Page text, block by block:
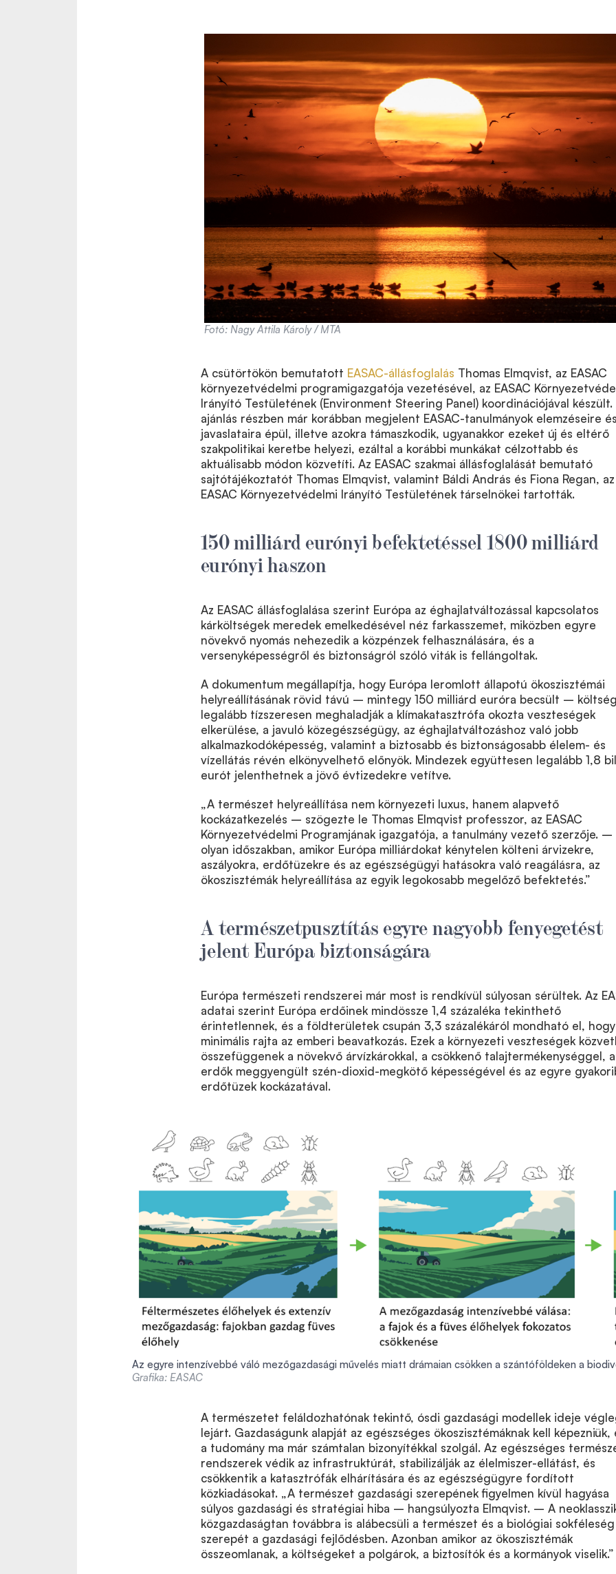
Fotó: Nagy Attila Károly / MTA
A csütörtökön bemutatott EASAC-állásfoglalás Thomas Elmqvist, az EASAC
környezetvédelmi programigazgatója vezetésével, az EASAC
Irányító Testületének (Environment Steering Panel) koordinációjával készült.
ajánlás részben már korábban megjelent EASAC-tanulmányok elemzéseire és
javaslataira épül, illetve azokra támaszkodik, ugyanakkor ezeket új és eltérő
szakpolitikai keretbe helyezi, ezáltal a korábbi munkákat célzottabb és
aktuálisabb módon közvetíti. Az EASAC szakmai állásfoglalását bemutató
sajtótájékoztatót Thomas Elmqvist, valamint Báldi András és Fiona Regan, az
EASAC Környezetvédelmi Irányító Testületének társelnökei tartották.
150 milliárd eurónyi befektetéssel 1800 milliárd
eurónyi haszon
Az EASAC állásfoglalása szerint Európa az éghajlatváltozással kapcsolatos
kárköltségek meredek emelkedésével néz farkasszemet, miközben egyre
növekvő nyomás nehezedik a közpénzek felhasználására, és a
versenyképességről és biztonságról szóló viták is fellángoltak.
A dokumentum megállapítja, hogy Európa leromlott állapotú ökoszisztémái
helyreállításának rövid távú – mintegy 150 milliárd euróra becsült –
legalább tízszeresen meghaladják a klímakatasztrófa okozta veszteségek
elkerülése, a javuló közegészségügy, az éghajlatváltozáshoz való jobb
alkalmazkodóképesség, valamint a biztosabb és biztonságosabb élelem- és
vízellátás révén elkönyvelhető előnyök. Mindezek együttesen legalább 1,8
eurót jelenthetnek a jövő évtizedekre vetítve.
„A természet helyreállítása nem környezeti luxus, hanem alapvető
kockázatkezelés – szögezte le Thomas Elmqvist professzor, az EASAC
Környezetvédelmi Programjának igazgatója, a tanulmány vezető szerzője. –
olyan időszakban, amikor Európa milliárdokat kénytelen költeni árvizekre,
aszályokra, erdőtüzekre és az egészségügyi hatásokra való reagálásra, az
ökoszisztémák helyreállítása az egyik legokosabb megelőző befektetés.”
A természetpusztítás egyre nagyobb fenyegetést
jelent Európa biztonságára
Európa természeti rendszerei már most is rendkívül súlyosan sérültek. Az
adatai szerint Európa erdőinek mindössze 1,4 százaléka tekinthető
érintetlennek, és a földterületek csupán 3,3 százalékáról mondható el, hogy
minimális rajta az emberi beavatkozás. Ezek a környezeti veszteségek
összefüggenek a növekvő árvízkárokkal, a csökkenő talajtermékenységgel,
erdők meggyengült szén-dioxid-megkötő képességével és az egyre
erdőtüzek kockázatával.
Az egyre intenzívebbé váló mezőgazdasági művelés miatt drámaian csökken a szántóföldeken a
Grafika: EASAC
A természetet feláldozhatónak tekintő, ósdi gazdasági modellek ideje
lejárt. Gazdaságunk alapját az egészséges ökoszisztémáknak kell képezniük,
a tudomány ma már számtalan bizonyítékkal szolgál. Az egészséges
rendszerek védik az infrastruktúrát, stabilizálják az élelmiszer-ellátást, és
csökkentik a katasztrófák elhárítására és az egészségügyre fordított
közkiadásokat. „A természet gazdasági szerepének figyelmen kívül hagyása
súlyos gazdasági és stratégiai hiba – hangsúlyozta Elmqvist. – A
közgazdaságtan továbbra is alábecsüli a természet és a biológiai sokféleség
szerepét a gazdasági fejlődésben. Azonban amikor az ökoszisztémák
összeomlanak, a költségeket a polgárok, a biztosítók és a kormányok viselik.”